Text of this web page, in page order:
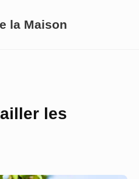
la Maison
les